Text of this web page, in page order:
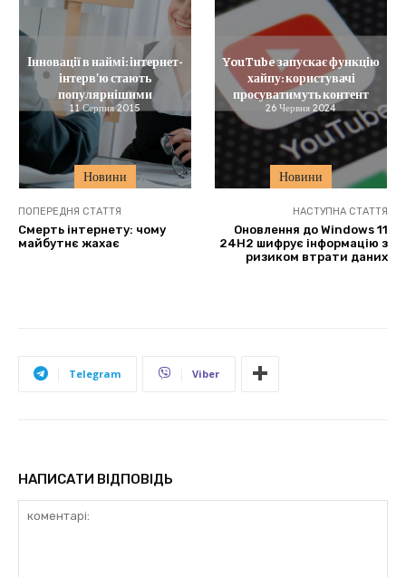
Новини
Інновації в наймі: інтернет-
інтерв’ю стають
популярнішими
11 Серпня 2015
Новини
YouTube запускає функцію
хайпу: користувачі
просуватимуть контент
26 Червня 2024
ПОПЕРЕДНЯ СТАТТЯ
Смерть інтернету: чому
майбутнє жахає
НАСТУПНА СТАТТЯ
Оновлення до Windows 11
24H2 шифрує інформацію з
ризиком втрати даних
Telegram Viber
НАПИСАТИ ВІДПОВІДЬ